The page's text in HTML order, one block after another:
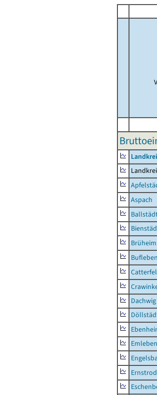
Aspach
Brüheim
Dachwig
Emleben